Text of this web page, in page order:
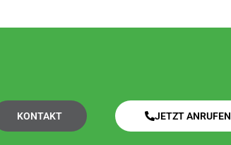
KONTAKT JETZT ANRUFEN